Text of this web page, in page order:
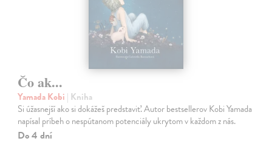
Čo ak...
Yamada Kobi | Kniha
Si úžasnejší ako si dokážeš predstaviť. Autor bestsellerov Kobi Yamada
napísal príbeh o nespútanom potenciály ukrytom v každom z nás.
Do 4 dní